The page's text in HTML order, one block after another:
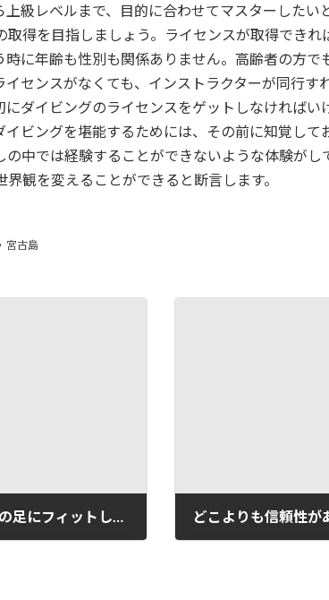
級レベルまで、目的に合わせてマスターしたい
得を目指しましょう。ライセンスが取得でき
に年齢も性別も関係ありません。高齢者の方
センスがなくても、インストラクターが同行
ダイビングのライセンスをゲットしなければ
ビングを堪能するためには、その前に知覚し
中では経験することができないような体験が
観を変えることができると断言します。
宮古島